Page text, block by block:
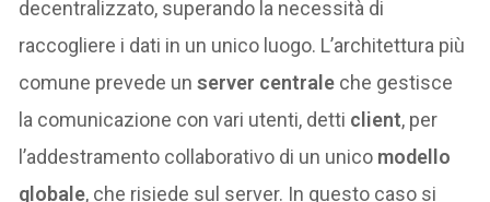
decentralizzato, superando la necessità di
raccogliere i dati in un unico luogo. L’architettura più
comune prevede unserver centrale che gestisce
la comunicazione con vari utenti, detti client, per
l’addestramento collaborativo di un unico modello
globale, che risiede sul server. In questo caso si